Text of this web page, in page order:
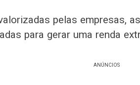
pelas empresas,
para gerar uma renda
ANÚNCIOS